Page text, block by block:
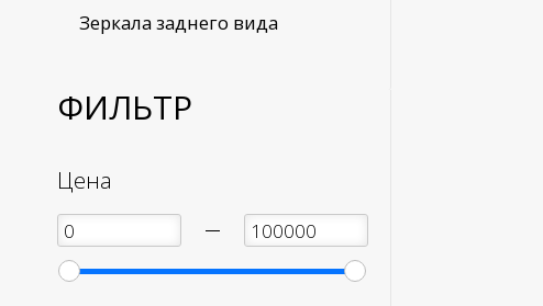
Зеркала заднего вида
ФИЛЬТР
Цена
—